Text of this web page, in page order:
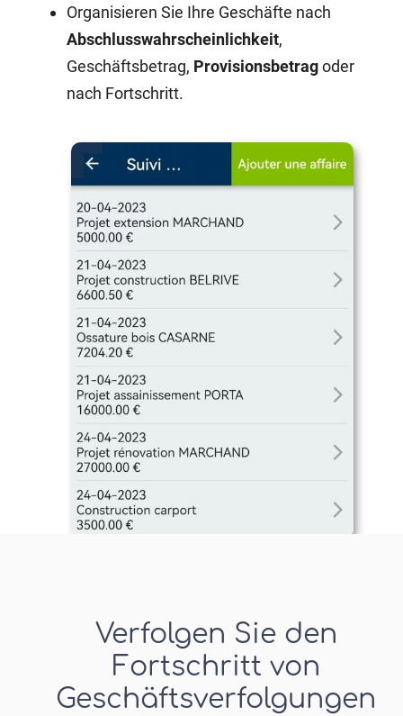
Organisieren Sie Ihre Geschäfte nach
Abschlusswahrscheinlichkeit,
Geschäftsbetrag, Provisionsbetragoder
nach Fortschritt.
Verfolgen Sie den
Fortschritt von
Geschäftsverfolgungen